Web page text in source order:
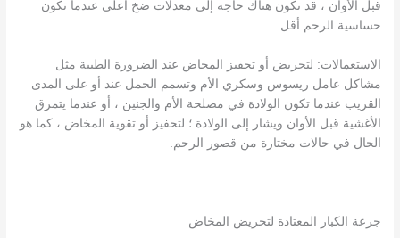
قبل الأوان ، قد تكون هناك حاجة إلى معدلات ضخ أعلى عندما تكون
حساسية الرحم أقل.
الاستعمالات: لتحريض أو تحفيز المخاض عند الضرورة الطبية مثل
مشاكل عامل ريسوس وسكري الأم وتسمم الحمل عند أو على المدى
القريب عندما تكون الولادة في مصلحة الأم والجنين ، أو عندما يتمزق
الأغشية قبل الأوان ويشار إلى الولادة ؛ لتحفيز أو تقوية المخاض ، كما هو
الحال في حالات مختارة من قصور الرحم.
جرعة الكبار المعتادة لتحريض المخاض